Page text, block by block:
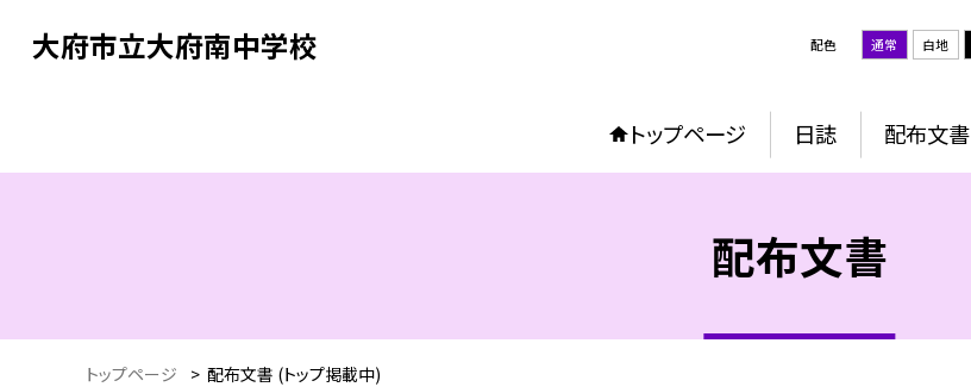
大府市立大府南中学校 配色 通常 白地
トップページ 日誌 配布文書
配布文書
トップページ > 配布文書 (トップ掲載中)